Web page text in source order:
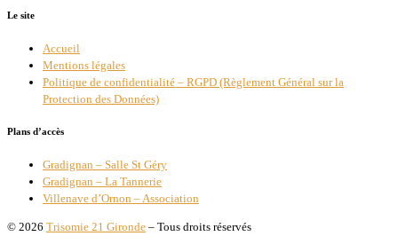
Le site
Accueil
Mentions légales
Politique de confidentialité – RGPD (Règlement Général sur la
Protection des Données)
Plans d’accès
Gradignan – Salle St Géry
Gradignan – La Tannerie
Villenave d’Ornon – Association
© 2026 Trisomie 21 Gironde – Tous droits réservés